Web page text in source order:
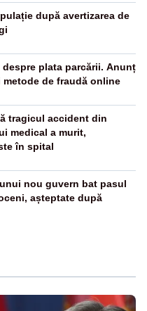
după avertizarea de
plata parcării. Anunț
de fraudă online
tragicul accident din
medical a murit,
în spital
nou guvern bat pasul
așteptate după